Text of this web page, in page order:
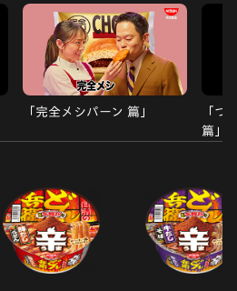
「完全メシパーン 篇」
「つ
篇」